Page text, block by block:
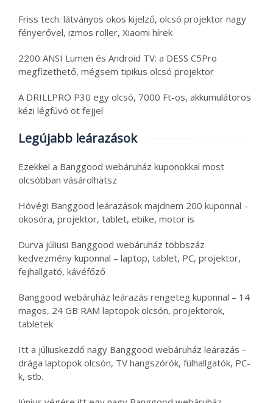
Friss tech: látványos okos kijelző, olcsó projektor nagy
fényerővel, izmos roller, Xiaomi hírek
2200 ANSI Lumen és Android TV: a DESS C5Pro
megfizethető, mégsem tipikus olcsó projektor
A DRILLPRO P30 egy olcsó, 7000 Ft-os, akkumulátoros
kézi légfúvó öt fejjel
Legújabb leárazások
Ezekkel a Banggood webáruház kuponokkal most
olcsóbban vásárolhatsz
Hóvégi Banggood leárazások majdnem 200 kuponnal –
okosóra, projektor, tablet, ebike, motor is
Durva júliusi Banggood webáruház többszáz
kedvezmény kuponnal – laptop, tablet, PC, projektor,
fejhallgató, kávéfőző
Banggood webáruház leárazás rengeteg kuponnal – 14
magos, 24 GB RAM laptopok olcsón, projektorok,
tabletek
Itt a júliuskezdő nagy Banggood webáruház leárazás –
drága laptopok olcsón, TV hangszórók, fülhallgatók, PC-
k, stb.